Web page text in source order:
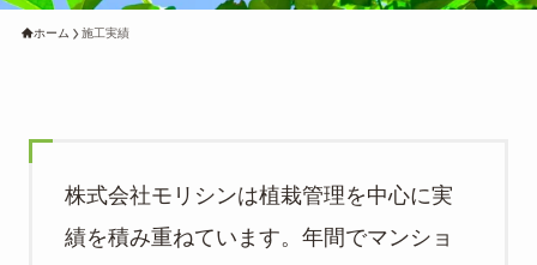
ホーム 施工実績
株式会社モリシンは植栽管理を中心に実
績を積み重ねています。年間でマンショ